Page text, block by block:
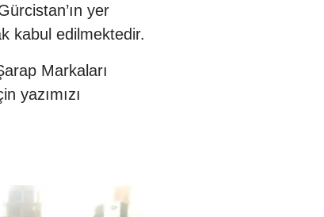
yer
kabul edilmektedir.
Markaları
yazımızı